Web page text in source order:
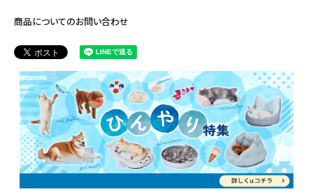
商品についてのお問い合わせ